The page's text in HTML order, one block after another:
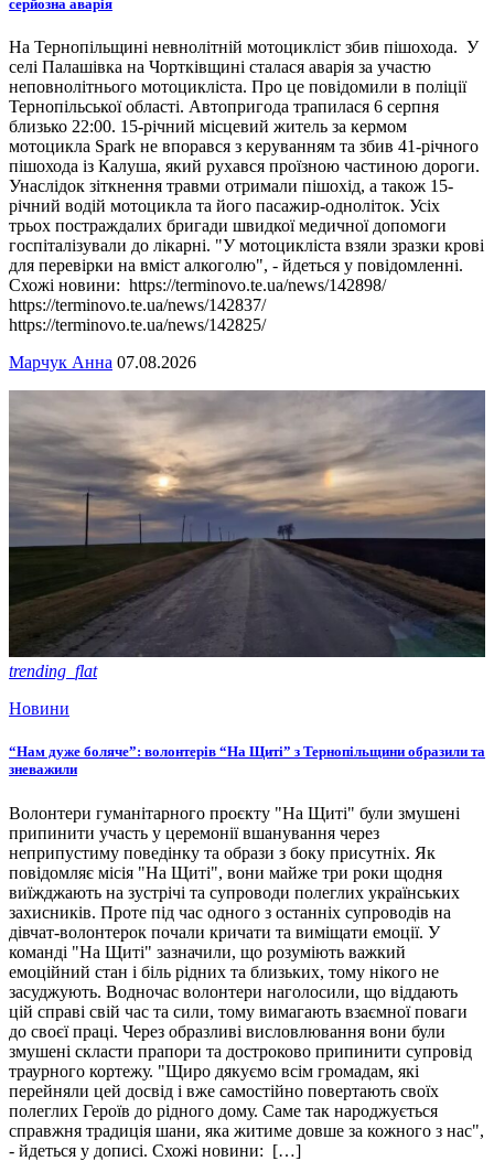
серйозна аварія
На Тернопільщині невнолітній мотоцикліст збив пішохода. У
селі Палашівка на Чортківщині сталася аварія за участю
неповнолітнього мотоцикліста. Про це повідомили в поліції
Тернопільської області. Автопригода трапилася 6 серпня
близько 22:00. 15-річний місцевий житель за кермом
мотоцикла Spark не впорався з керуванням та збив 41-річного
пішохода із Калуша, який рухався проїзною частиною дороги.
Унаслідок зіткнення травми отримали пішохід, а також 15-
річний водій мотоцикла та його пасажир-одноліток. Усіх
трьох постраждалих бригади швидкої медичної допомоги
госпіталізували до лікарні. "У мотоцикліста взяли зразки крові
для перевірки на вміст алкоголю", - йдеться у повідомленні.
Схожі новини: https://terminovo.te.ua/news/142898/
https://terminovo.te.ua/news/142837/
https://terminovo.te.ua/news/142825/
Марчук Анна 07.08.2026
trending_flat
Новини
“Нам дуже боляче”: волонтерів “На Щиті” з Тернопільщини образили та
зневажили
Волонтери гуманітарного проєкту "На Щиті" були змушені
припинити участь у церемонії вшанування через
неприпустиму поведінку та образи з боку присутніх. Як
повідомляє місія "На Щиті", вони майже три роки щодня
виїжджають на зустрічі та супроводи полеглих українських
захисників. Проте під час одного з останніх супроводів на
дівчат-волонтерок почали кричати та виміщати емоції. У
команді "На Щиті" зазначили, що розуміють важкий
емоційний стан і біль рідних та близьких, тому нікого не
засуджують. Водночас волонтери наголосили, що віддають
цій справі свій час та сили, тому вимагають взаємної поваги
до своєї праці. Через образливі висловлювання вони були
змушені скласти прапори та достроково припинити супровід
траурного кортежу. "Щиро дякуємо всім громадам, які
перейняли цей досвід і вже самостійно повертають своїх
полеглих Героїв до рідного дому. Саме так народжується
справжня традиція шани, яка житиме довше за кожного з нас",
- йдеться у дописі. Схожі новини: […]